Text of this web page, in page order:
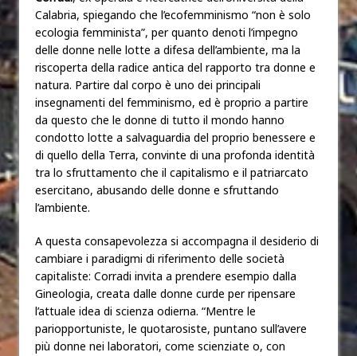
Calabria, spiegando che l’ecofemminismo “non è solo
ecologia femminista”, per quanto denoti l’impegno
delle donne nelle lotte a difesa dell’ambiente, ma la
riscoperta della radice antica del rapporto tra donne e
natura. Partire dal corpo è uno dei principali
insegnamenti del femminismo, ed è proprio a partire
da questo che le donne di tutto il mondo hanno
condotto lotte a salvaguardia del proprio benessere e
di quello della Terra, convinte di una profonda identità
tra lo sfruttamento che il capitalismo e il patriarcato
esercitano, abusando delle donne e sfruttando
l’ambiente.
A questa consapevolezza si accompagna il desiderio di
cambiare i paradigmi di riferimento delle società
capitaliste: Corradi invita a prendere esempio dalla
Gineologia, creata dalle donne curde per ripensare
l’attuale idea di scienza odierna. “Mentre le
pariopportuniste, le quotarosiste, puntano sull’avere
più donne nei laboratori, come scienziate o, con